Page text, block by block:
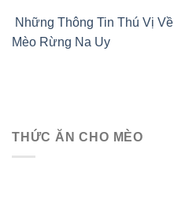
Những Thông Tin Thú Vị Về
Mèo Rừng Na Uy
THỨC ĂN CHO MÈO